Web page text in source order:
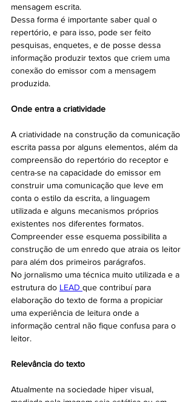
mensagem escrita.
Dessa forma é importante saber qual o
repertório, e para isso, pode ser feito
pesquisas, enquetes, e de posse dessa
informação produzir textos que criem uma
conexão do emissor com a mensagem
produzida.
Onde entra a criatividade
A criatividade na construção da comunicação
escrita passa por alguns elementos, além da
compreensão do repertório do receptor e
centra-se na capacidade do emissor em
construir uma comunicação que leve em
conta o estilo da escrita, a linguagem
utilizada e alguns mecanismos próprios
existentes nos diferentes formatos.
Compreender esse esquema possibilita a
construção de um enredo que atraia os leitor
para além dos primeiros parágrafos.
No jornalismo uma técnica muito utilizada e a
estrutura do LEAD que contribuí para
elaboração do texto de forma a propiciar
uma experiência de leitura onde a
informação central não fique confusa para o
leitor.
Relevância do texto
Atualmente na sociedade hiper visual,